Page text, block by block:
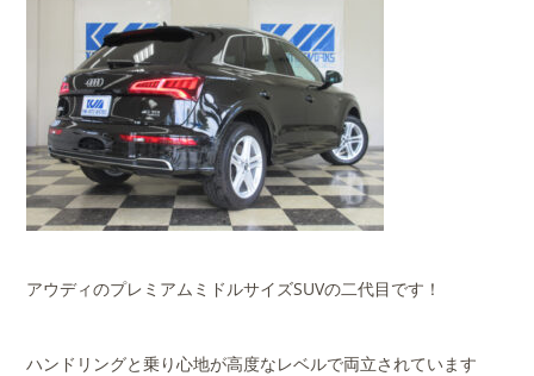
アウディのプレミアムミドルサイズSUVの二代目です！
ハンドリングと乗り心地が高度なレベルで両立されています